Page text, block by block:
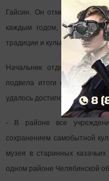
Гайсин. Он отметил, что
каждым годом, а
традиции и культуру каждого
Начальник отдела
подвела итоги
удалось достигнуть после
- В районе все
сохранением самобытной
музея в старинных
одном районе Челябинской